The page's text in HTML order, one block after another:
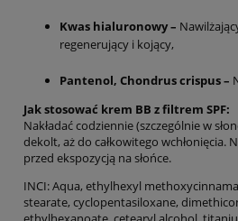
Kwas hialuronowy –
regenerujący i kojący,
Pantenol, Chondrus crispus –
Jak stosować krem BB z filtrem SPF:
Nakładać codziennie (szczególnie w
dekolt, aż do całkowitego wchłonięcia.
przed ekspozycją na słońce.
INCI: Aqua, ethylhexyl
stearate, cyclopentasiloxane,